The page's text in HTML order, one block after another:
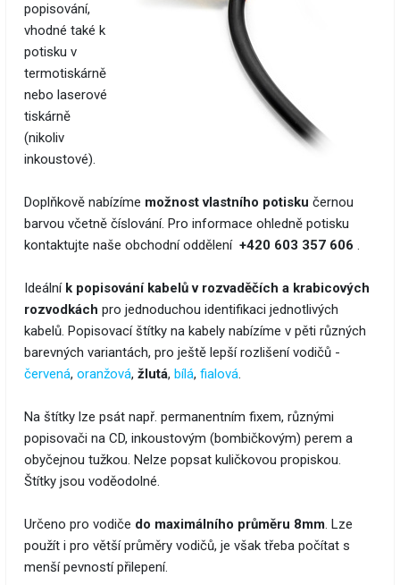
popisování,
vhodné také k
potisku v
termotiskárně
nebo laserové
tiskárně
(nikoliv
inkoustové).
Doplňkově nabízíme možnost vlastního potisku černou
barvou včetně číslování. Pro informace ohledně potisku
kontaktujte naše obchodní oddělení +420 603 357 606 .
Ideální k popisování kabelů v rozvaděčích a krabicových
rozvodkách pro jednoduchou identifikaci jednotlivých
kabelů. Popisovací štítky na kabely nabízíme v pěti různých
barevných variantách, pro ještě lepší rozlišení vodičů -
červená, oranžová, žlutá, bílá, fialová.
Na štítky lze psát např. permanentním fixem, různými
popisovači na CD, inkoustovým (bombičkovým) perem a
obyčejnou tužkou. Nelze popsat kuličkovou propiskou.
Štítky jsou voděodolné.
Určeno pro vodiče do maximálního průměru 8mm. Lze
použít i pro větší průměry vodičů, je však třeba počítat s
menší pevností přilepení.